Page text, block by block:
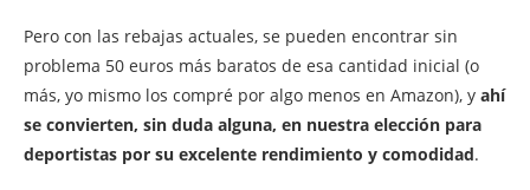
Pero con las rebajas actuales, se pueden encontrar sin
problema 50 euros más baratos de esa cantidad inicial (o
más, yo mismo los compré por algo menos en Amazon), y ahí
se convierten, sin duda alguna, en nuestra elección para
deportistas por su excelente rendimiento y comodidad.